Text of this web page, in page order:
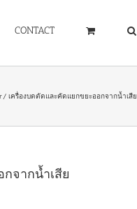
CONTACT
/ เครื่องบดตัดและคัดแยกขยะออกจากน้ำเสีย
จากน้ำเสีย